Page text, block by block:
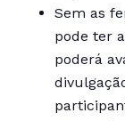
Sem as
pode ter
poderá